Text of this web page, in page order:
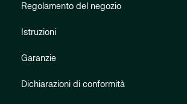
Regolamento del negozio
Istruzioni
Garanzie
Dichiarazioni di conformità